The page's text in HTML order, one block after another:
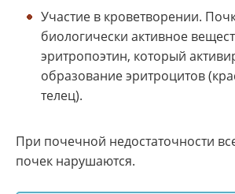
Участие в кроветворении.
биологически активное
эритропоэтин, который
образование эритроцитов
телец).
При почечной недостаточности
почек нарушаются.